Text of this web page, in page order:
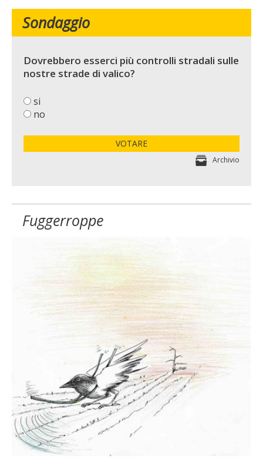
Sondaggio
Dovrebbero esserci più controlli stradali sulle
nostre strade di valico?
si
no
VOTARE
Archivio
Fuggerroppe